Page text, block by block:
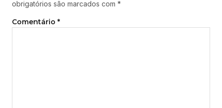
obrigatórios são marcados com *
Comentário *